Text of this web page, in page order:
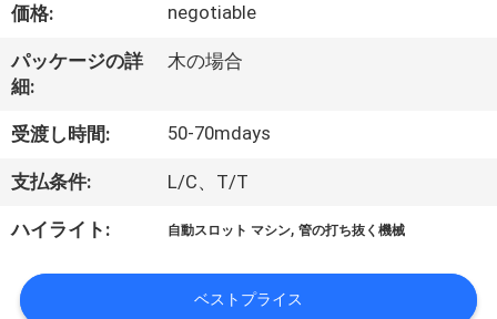
私
つ
い
て
価格: negotiable
パッケージの詳
細:
木の場合
受渡し時間: 50-70mdays
支払条件: L/C、T/T
ハイライト: 自動スロット マシン,管の打ち抜く機械
ベストプライス